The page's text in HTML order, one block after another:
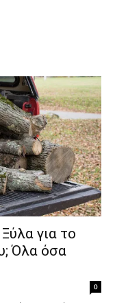
για το
Όλα όσα
0